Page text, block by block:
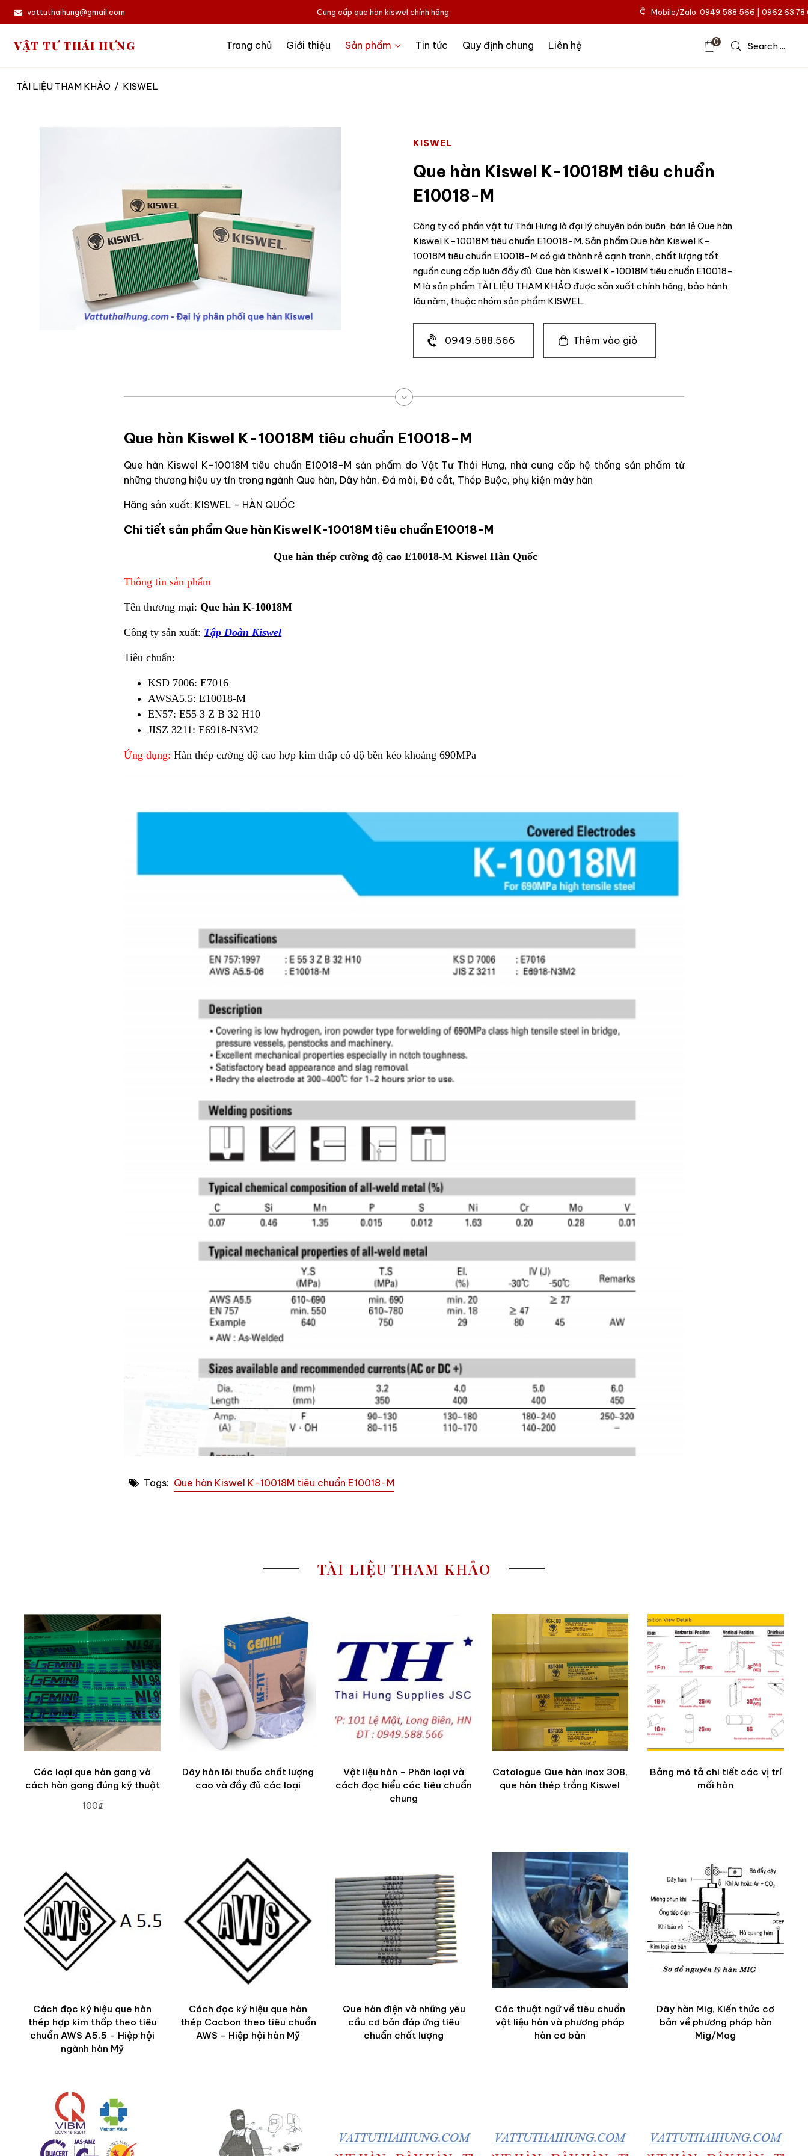
vattuthaihung@gmail.com Cung cấp que hàn kiswel chính hãng Mobile/Zalo: 0949.588.566 |
VẬT TƯ THÁI HƯNG Trang chủ Giới thiệu Sản phẩm Tin tức Quy định chung Liên hệ 0 Search ...
TÀI LIỆU THAM KHẢO / KISWEL
KISWEL
Que hàn Kiswel K-10018M tiêu chuẩn
E10018-M
Công ty cổ phần vật tư Thái Hưng là đại lý chuyên bán buôn, bán lẻ Que hàn
Kiswel K-10018M tiêu chuẩn E10018-M. Sản phẩm Que hàn Kiswel K-
10018M tiêu chuẩn E10018-M có giá thành rẻ cạnh tranh, chất lượng tốt,
nguồn cung cấp luôn đầy đủ. Que hàn Kiswel K-10018M tiêu chuẩn E10018-
M là sản phẩm TÀI LIỆU THAM KHẢO được sản xuất chính hãng, bảo hành
lâu năm, thuộc nhóm sản phẩm KISWEL.
0949.588.566 Thêm vào giỏ
Que hàn Kiswel K-10018M tiêu chuẩn E10018-M
Que hàn Kiswel K-10018M tiêu chuẩn E10018-M sản phẩm do Vật Tư Thái Hưng, nhà cung cấp hệ thống sản phẩm từ
những thương hiệu uy tín trong ngành Que hàn, Dây hàn, Đá mài, Đá cắt, Thép Buộc, phụ kiện máy hàn
Hãng sản xuất: KISWEL - HÀN QUỐC
Chi tiết sản phẩm Que hàn Kiswel K-10018M tiêu chuẩn E10018-M
Que hàn thép cường độ cao E10018-M Kiswel Hàn Quốc
Thông tin sản phẩm
Tên thương mại:Que hàn K-10018M
Công ty sản xuất: Tập Đoàn Kiswel
Tiêu chuẩn:
KSD 7006: E7016
AWSA5.5: E10018-M
EN57: E55 3 Z B 32 H10
JISZ 3211: E6918-N3M2
Ứng dụng: Hàn thép cường độ cao hợp kim thấp có độ bền kéo khoảng 690MPa
Tags: Que hàn Kiswel K-10018M tiêu chuẩn E10018-M
TÀI LIỆU THAM KHẢO
Các loại que hàn gang và
cách hàn gang đúng kỹ thuật
100₫
Dây hàn lõi thuốc chất lượng
cao và đầy đủ các loại
Vật liệu hàn - Phân loại và
cách đọc hiểu các tiêu chuẩn
chung
Catalogue Que hàn inox 308,
que hàn thép trắng Kiswel
Bảng mô tả chi tiết các vị trí
mối hàn
Cách đọc ký hiệu que hàn
thép hợp kim thấp theo tiêu
chuẩn AWS A5.5 - Hiệp hội
ngành hàn Mỹ
Cách đọc ký hiệu que hàn
thép Cacbon theo tiêu chuẩn
AWS - Hiệp hội hàn Mỹ
Que hàn điện và những yêu
cầu cơ bản đáp ứng tiêu
chuẩn chất lượng
Các thuật ngữ về tiêu chuẩn
vật liệu hàn và phương pháp
hàn cơ bản
Dây hàn Mig, Kiến thức cơ
bản về phương pháp hàn
Mig/Mag